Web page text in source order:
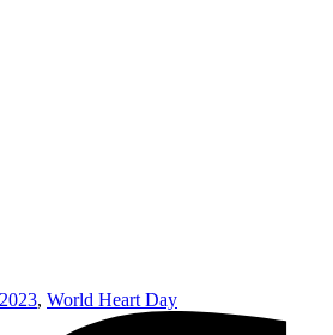
, World Heart Day